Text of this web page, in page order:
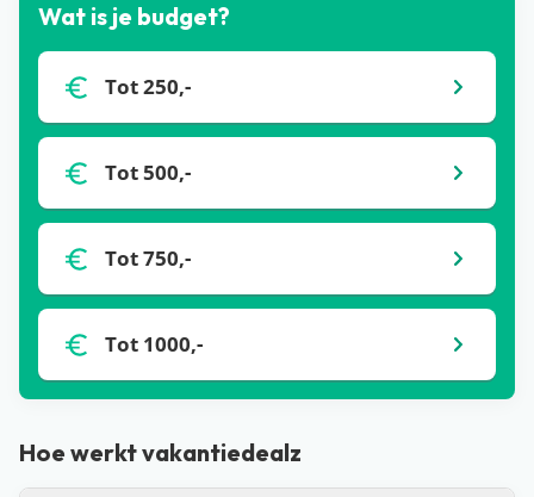
Wat is je budget?
Tot 250,-
Tot 500,-
Tot 750,-
Tot 1000,-
Hoe werkt vakantiedealz